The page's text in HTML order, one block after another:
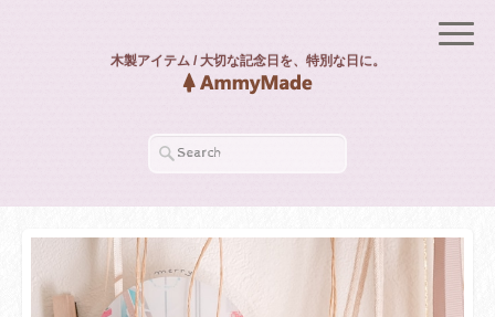
木製アイテム / 大切な記念日を、特別な日に。